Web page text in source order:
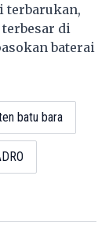
terbarukan,
di
baterai
batu bara